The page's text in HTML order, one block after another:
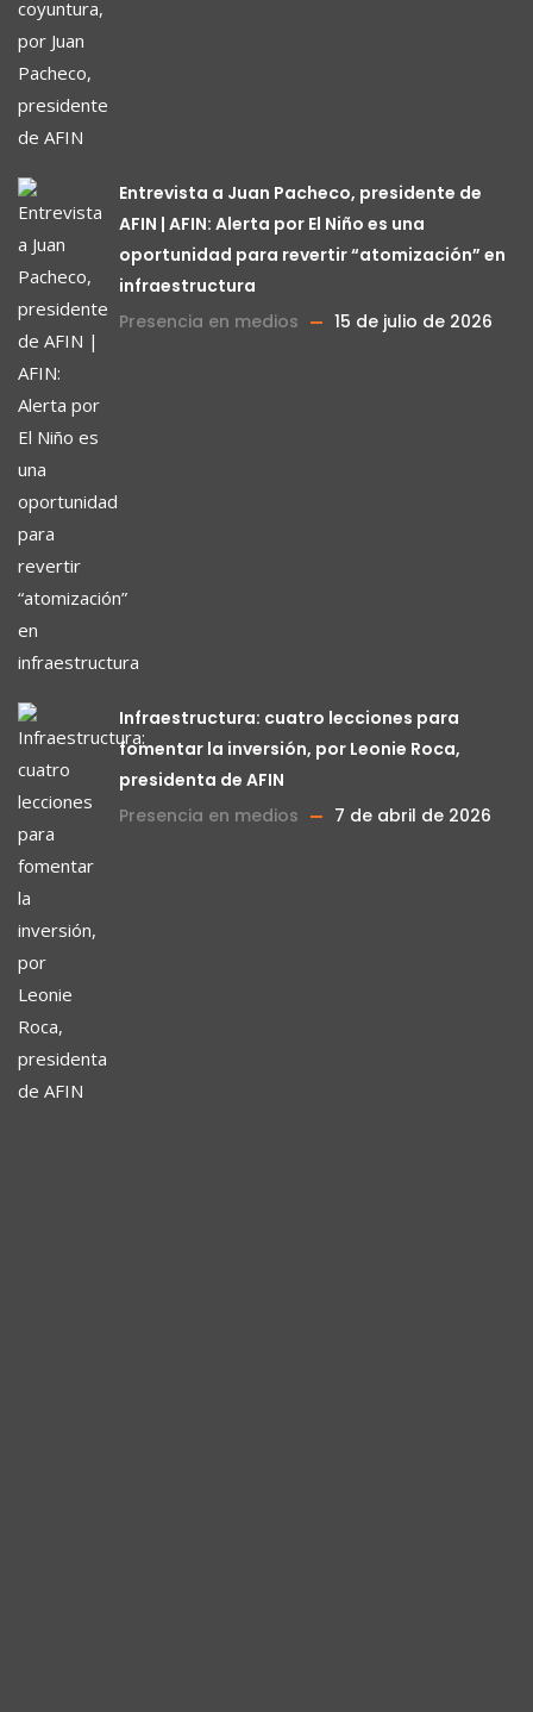
Entrevista a Juan Pacheco, presidente de
AFIN | AFIN: Alerta por El Niño es una
oportunidad para revertir “atomización” en
infraestructura
Presencia en medios
15 de julio de 2026
Infraestructura: cuatro lecciones para
fomentar la inversión, por Leonie Roca,
presidenta de AFIN
Presencia en medios
7 de abril de 2026